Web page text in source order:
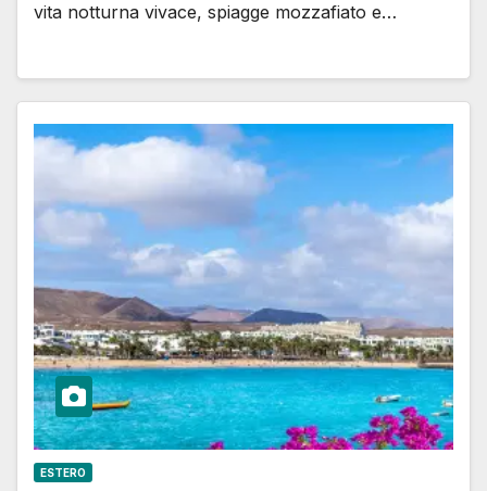
vita notturna vivace, spiagge mozzafiato e…
ESTERO